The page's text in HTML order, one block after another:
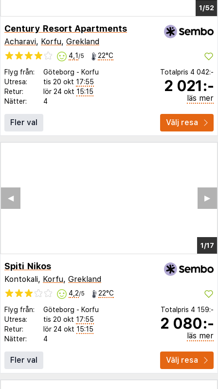
1/48
Century Resort Apartments
Acharavi, Korfu, Grekland
4,1 /5 22°C
Flyg från: Göteborg - Korfu
Utresa:
tis 20 okt 17:55
Retur:
lör 24 okt 15:15
Nätter:
4
Totalpris 4 042:-
2 021:-
läs mer
Fler val Välj resa
1/12
▶︎
◀︎
Spiti Nikos
Kontokali, Korfu, Grekland
4,2/5 22°C
Flyg från: Göteborg - Korfu
Utresa:
tis 20 okt 17:55
Retur:
lör 24 okt 15:15
Nätter:
4
Totalpris 4 159:-
2 080:-
läs mer
Fler val Välj resa